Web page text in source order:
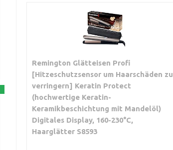
Remington Glätteisen Profi
[Hitzeschutzsensor um Haarschäden zu
verringern] Keratin Protect
(hochwertige Keratin-
Keramikbeschichtung mit Mandelöl)
Digitales Display, 160-230°C,
Haarglätter S8593